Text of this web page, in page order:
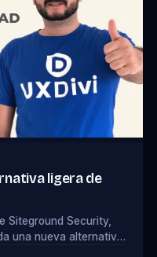
ligera de
Siteground Security,
una nueva alternativa